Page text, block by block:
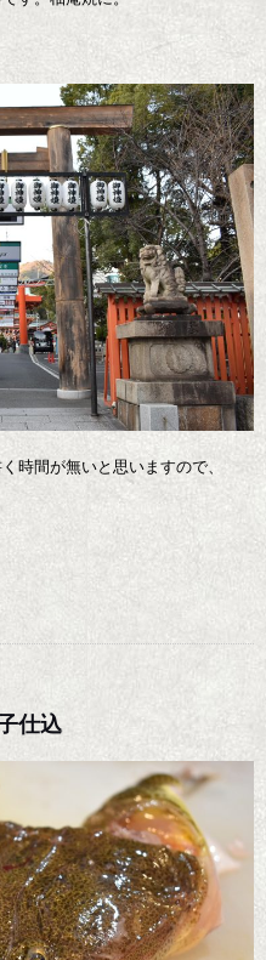
時間が無いと思いますので、
仕込